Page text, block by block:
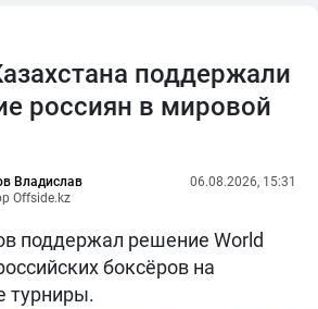
поддержали
россиян в мировой
Владислав
Offside.kz
06.08.2026, 15:31
поддержал решение World
боксёров на
турниры.